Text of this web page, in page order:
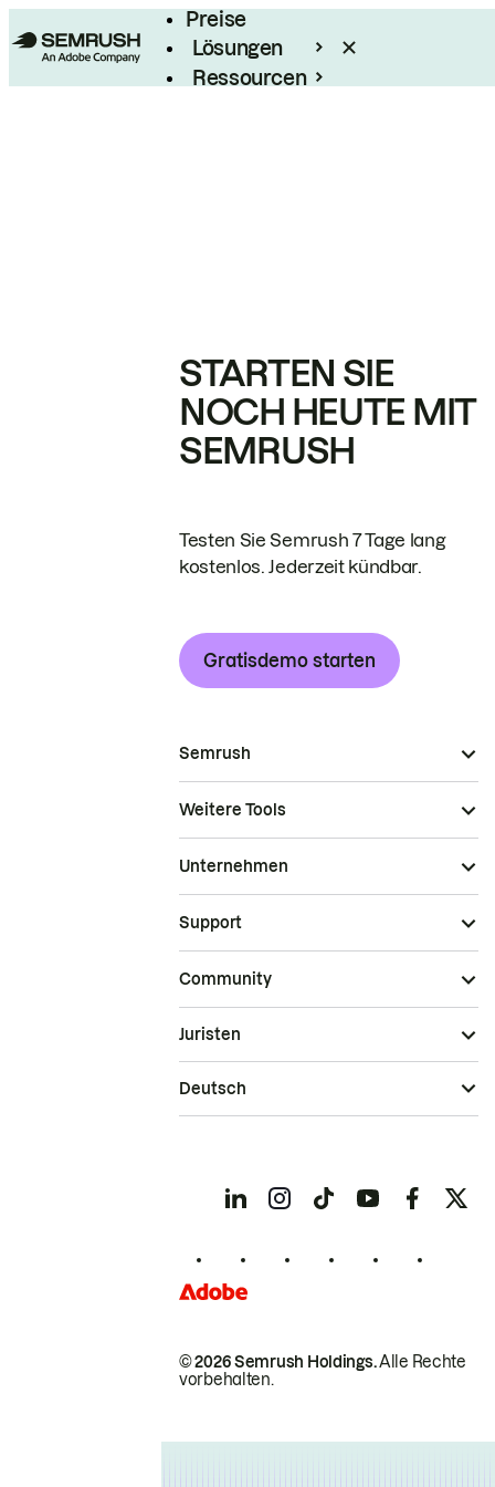
Preise
Lösungen
Ressourcen
STARTEN SIE
NOCH HEUTE MIT
SEMRUSH
Testen Sie Semrush 7 Tage lang
kostenlos. Jederzeit kündbar.
Gratisdemo starten
Semrush
Weitere Tools
Unternehmen
Support
Community
© 2026 Semrush Holdings.Alle Rechte
vorbehalten.
Juristen
Deutsch